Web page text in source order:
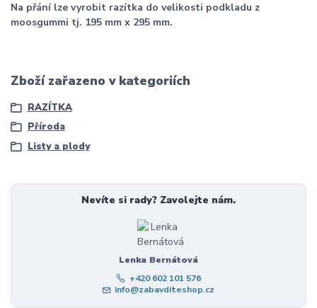
Na přání lze vyrobit razítka do velikosti podkladu z
moosgummi tj. 195 mm x 295 mm.
Zboží zařazeno v kategoriích
RAZÍTKA
Příroda
Listy a plody
Nevíte si rady? Zavolejte nám.
Lenka Bernátová
+420 602 101 576
info@zabavditeshop.cz